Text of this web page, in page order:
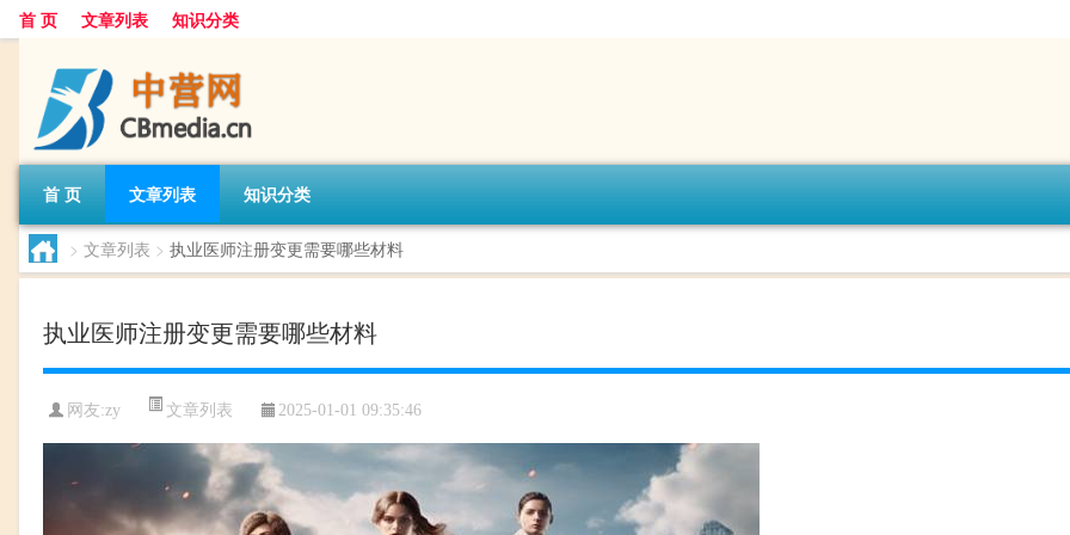
首 页 文章列表 知识分类
首 页 文章列表 知识分类
> 文章列表 > 执业医师注册变更需要哪些材料
执业医师注册变更需要哪些材料
网友:zy 文章列表 2025-01-01 09:35:46